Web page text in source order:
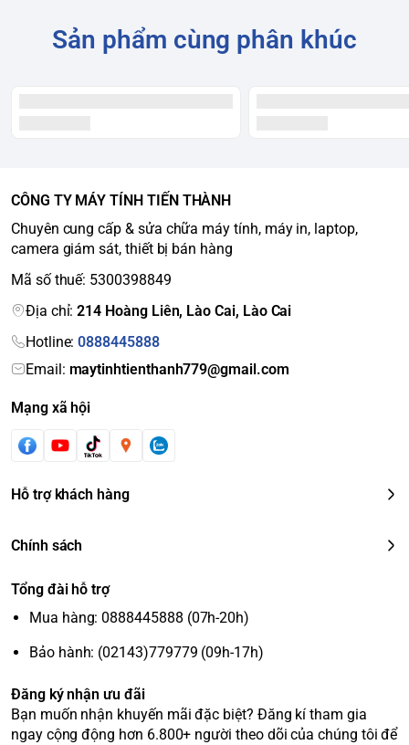
Sản phẩm cùng phân khúc
CÔNG TY MÁY TÍNH TIẾN THÀNH
Chuyên cung cấp & sửa chữa máy tính, máy in, laptop,
camera giám sát, thiết bị bán hàng
Mã số thuế: 5300398849
Địa chỉ:214 Hoàng Liên, Lào Cai, Lào Cai
Hotline:0888445888
Email: maytinhtienthanh779@gmail.com
Mạng xã hội
Hỗ trợ khách hàng
Chính sách
Tổng đài hỗ trợ
Mua hàng: 0888445888 (07h-20h)
Bảo hành: (02143)779779 (09h-17h)
Đăng ký nhận ưu đãi
Bạn muốn nhận khuyến mãi đặc biệt? Đăng kí tham gia
ngay cộng động hơn 6.800+ người theo dõi của chúng tôi để